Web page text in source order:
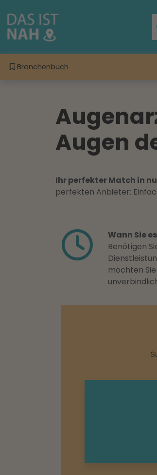
Branchenbuch
Augen
Ihr perfekter Match in
perfekten Anbieter:
Wann Sie
Benötigen
möchten